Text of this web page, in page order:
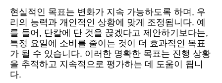
현실적인 목표는 변화가 지속 가능하도록 하며, 우
리의 능력과 개인적인 상황에 맞게 조정됩니다. 예
를 들어, 단칼에 단 것을 끊겠다고 제안하기보다는,
특정 요일에 소비를 줄이는 것이 더 효과적인 목표
가 될 수 있습니다. 이러한 명확한 목표는 진행 상황
을 추적하고 지속적으로 평가하는 데 도움이 됩니
다.